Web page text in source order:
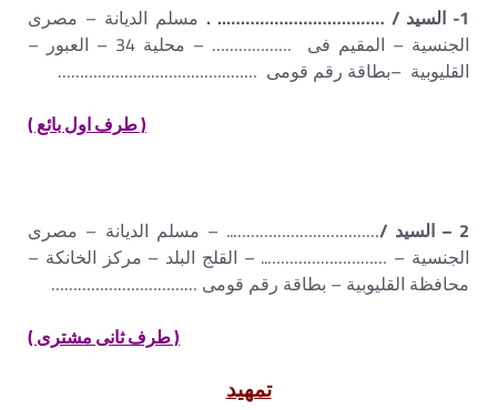
1- السيد / …………………………….. .
مسلم الديانة – مصرى
الجنسية – المقيم فى ……………… – محلية 34 – العبور –
القليوبية –بطاقة رقم قومى ………………………………………
( طرف اول بائع )
2 – السيد /
…………………………….. – مسلم الديانة – مصرى
الجنسية – ……………………….. – القلج البلد – مركز الخانكة –
محافظة القليوبية – بطاقة رقم قومى ……………………………
( طرف ثانى مشترى )
تمهيد